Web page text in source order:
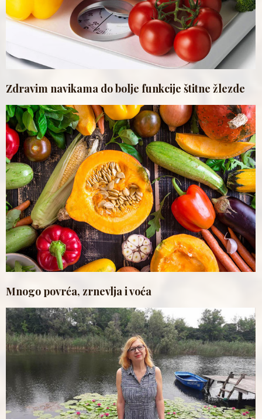
Zdravim navikama do bolje funkcije štitne žlezde
Mnogo povrća, zrnevlja i voća